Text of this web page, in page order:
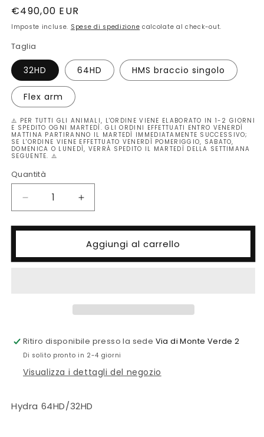
Prezzo
di
€490,00 EUR
Imposte incluse. Spese di spedizione calcolate al check-out.
Taglia
32HD 64HD HMS braccio singolo
Flex arm
⚠️ PER TUTTI GLI ANIMALI, L'ORDINE VIENE ELABORATO IN 1-2 GIORNI
E SPEDITO OGNI MARTEDÌ. GLI ORDINI EFFETTUATI ENTRO VENERDÌ
MATTINA PARTIRANNO IL MARTEDÌ IMMEDIATAMENTE SUCCESSIVO;
SE L'ORDINE VIENE EFFETTUATO VENERDÌ POMERIGGIO, SABATO,
DOMENICA O LUNEDÌ, VERRÀ SPEDITO IL MARTEDÌ DELLA SETTIMANA
SEGUENTE. ⚠️
Quantità
Quantità
Diminuisci
quantità
per
Auqaillumination-
Aumenta
quantità
per
Auqaillumination-
Hydra
Aggiungi al carrello
Ritiro disponibile presso la sede Via di Monte Verde 2
Di solito pronto in 2-4 giorni
Visualizza i dettagli del negozio
Hydra 64HD/32HD